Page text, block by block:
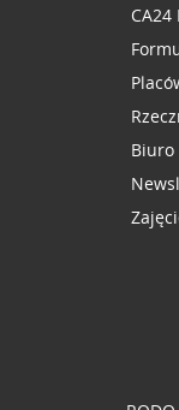
Biuro